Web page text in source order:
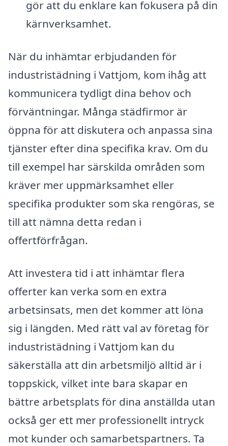
gör att du enklare kan fokusera på din
kärnverksamhet.
När du inhämtar erbjudanden för
industristädning i Vattjom, kom ihåg att
kommunicera tydligt dina behov och
förväntningar. Många städfirmor är
öppna för att diskutera och anpassa sina
tjänster efter dina specifika krav. Om du
till exempel har särskilda områden som
kräver mer uppmärksamhet eller
specifika produkter som ska rengöras, se
till att nämna detta redan i
offertförfrågan.
Att investera tid i att inhämtar flera
offerter kan verka som en extra
arbetsinsats, men det kommer att löna
sig i längden. Med rätt val av företag för
industristädning i Vattjom kan du
säkerställa att din arbetsmiljö alltid är i
toppskick, vilket inte bara skapar en
bättre arbetsplats för dina anställda utan
också ger ett mer professionellt intryck
mot kunder och samarbetspartners. Ta